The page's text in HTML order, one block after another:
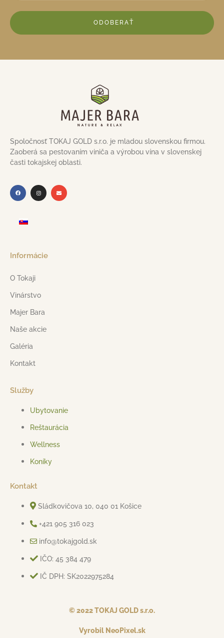
ODOBERAŤ
Spoločnosť TOKAJ GOLD s.r.o. je mladou slovenskou firmou.
Zaoberá sa pestovaním viniča a výrobou vína v slovenskej
časti tokajskej oblasti.
Informácie
O Tokaji
Vinárstvo
Majer Bara
Naše akcie
Galéria
Kontakt
Služby
Ubytovanie
Reštaurácia
Wellness
Koníky
Kontakt
Sládkovičova 10, 040 01 Košice
+421 905 316 023
info@tokajgold.sk
IČO: 45 384 479
IČ DPH: SK2022975284
© 2022 TOKAJ GOLD s.r.o.
Vyrobil NeoPixel.sk